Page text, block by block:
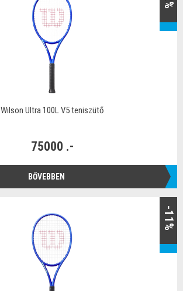
Wilson Ultra 100L V5 teniszütő
75000 .-
BŐVEBBEN
-11%